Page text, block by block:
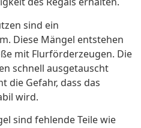
sind ein
Diese Mängel entstehen
mit Flurförderzeugen. Die
schnell ausgetauscht
die Gefahr, dass das
wird.
sind fehlende Teile wie